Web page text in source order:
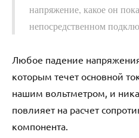
напряжение, какое он
непосредственном
Любое падение
которым течет основной
нашим вольтметром, и
повлияет на расчет
компонента.